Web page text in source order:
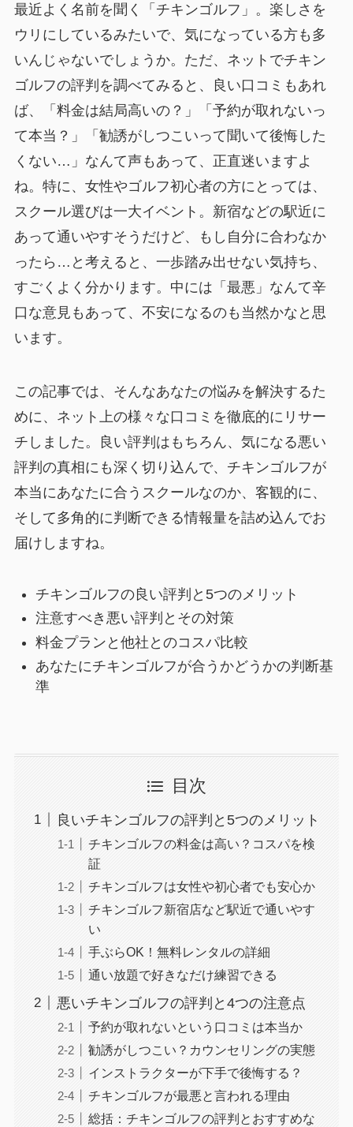
最近よく名前を聞く「チキンゴルフ」。楽しさを
ウリにしているみたいで、気になっている方も多
いんじゃないでしょうか。ただ、ネットでチキン
ゴルフの評判を調べてみると、良い口コミもあれ
ば、「料金は結局高いの？」「予約が取れないっ
て本当？」「勧誘がしつこいって聞いて後悔した
くない…」なんて声もあって、正直迷いますよ
ね。特に、女性やゴルフ初心者の方にとっては、
スクール選びは一大イベント。新宿などの駅近に
あって通いやすそうだけど、もし自分に合わなか
ったら…と考えると、一歩踏み出せない気持ち、
すごくよく分かります。中には「最悪」なんて辛
口な意見もあって、不安になるのも当然かなと思
います。
この記事では、そんなあなたの悩みを解決するた
めに、ネット上の様々な口コミを徹底的にリサー
チしました。良い評判はもちろん、気になる悪い
評判の真相にも深く切り込んで、チキンゴルフが
本当にあなたに合うスクールなのか、客観的に、
そして多角的に判断できる情報量を詰め込んでお
届けしますね。
チキンゴルフの良い評判と5つのメリット
注意すべき悪い評判とその対策
料金プランと他社とのコスパ比較
あなたにチキンゴルフが合うかどうかの判断基
準
目次
良いチキンゴルフの評判と5つのメリット
チキンゴルフの料金は高い？コスパを検
証
チキンゴルフは女性や初心者でも安心か
チキンゴルフ新宿店など駅近で通いやす
い
手ぶらOK！無料レンタルの詳細
通い放題で好きなだけ練習できる
悪いチキンゴルフの評判と4つの注意点
予約が取れないという口コミは本当か
勧誘がしつこい？カウンセリングの実態
インストラクターが下手で後悔する？
チキンゴルフが最悪と言われる理由
総括：チキンゴルフの評判とおすすめな